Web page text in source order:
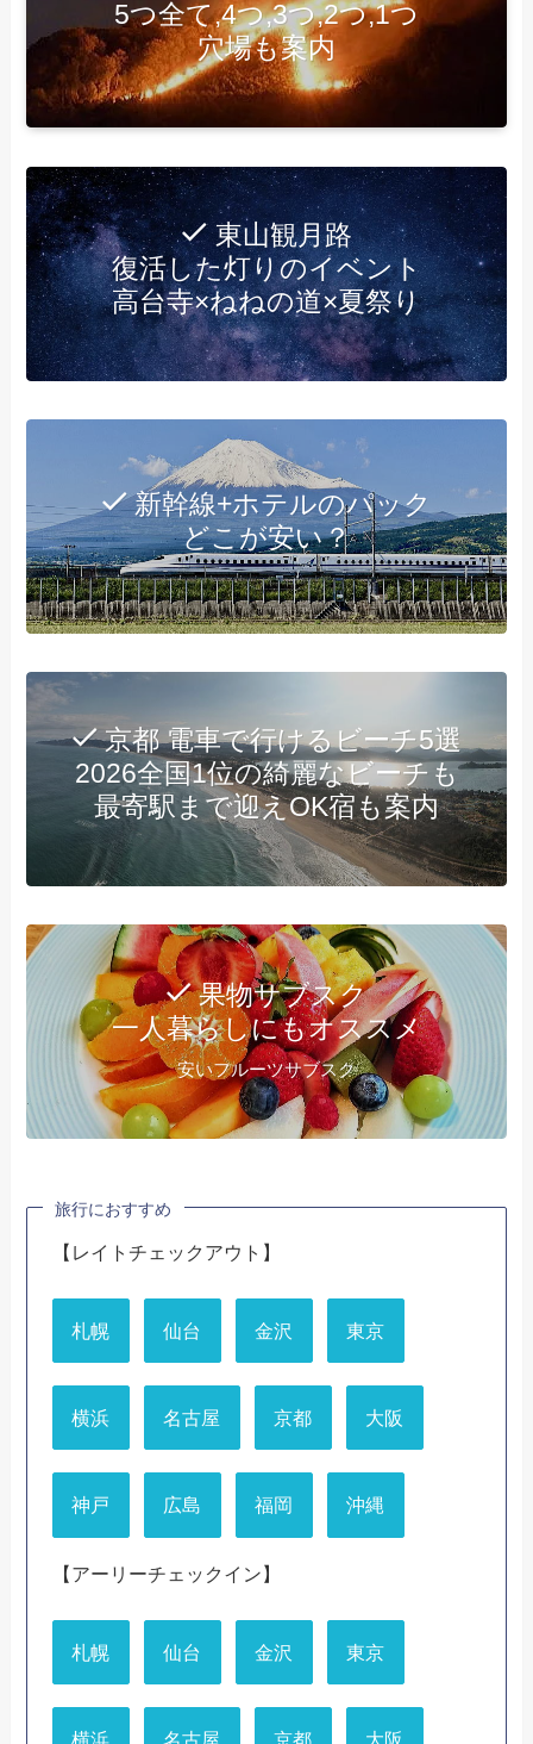
5つ全て,4つ,3つ,2つ,1つ
穴場も案内
東山観月路
復活した灯りのイベント
高台寺×ねねの道×夏祭り
新幹線+ホテルのパック
どこが安い？
京都 電車で行けるビーチ5選
2026全国1位の綺麗なビーチも
最寄駅まで迎えOK宿も案内
果物サブスク
一人暮らしにもオススメ
安いフルーツサブスク
旅行におすすめ
【レイトチェックアウト】
札幌 仙台 金沢 東京
横浜 名古屋 京都 大阪
神戸 広島 福岡 沖縄
【アーリーチェックイン】
札幌 仙台 金沢 東京
横浜 名古屋 京都 大阪